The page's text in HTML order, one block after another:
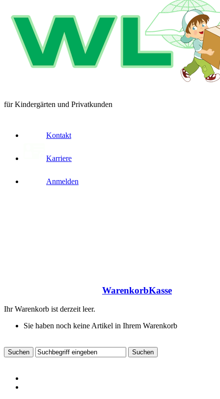
für Kindergärten und Privatkunden
Kontakt
Karriere
Anmelden
WarenkorbKasse
Ihr Warenkorb ist derzeit leer.
Sie haben noch keine Artikel in Ihrem Warenkorb